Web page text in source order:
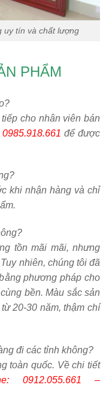
uy tín và chất lượng
PHẨM
cho nhân viên bán
để được
khi nhận hàng và chỉ
tồn mãi mãi, nhưng
nhiên, chúng tôi đã
phương pháp cho
bền. Màu sắc sản
20-30 năm, thậm chí
đi các tỉnh không?
toàn quốc. Về chi tiết
0912.055.661 –